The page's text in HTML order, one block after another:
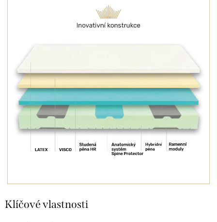
Klíčové vlastnosti